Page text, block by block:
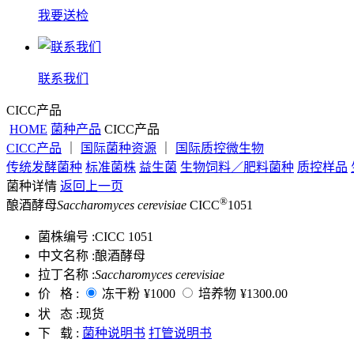
我要送检
联系我们
CICC产品
HOME 菌种产品 CICC产品
CICC产品
国际菌种资源
国际质控微生物
传统发酵菌种 标准菌株 益生菌 生物饲料／肥料菌种 质控样品
菌种详情 返回上一页
酿酒酵母Saccharomyces cerevisiae CICC®1051
菌株编号 :CICC 1051
中文名称 :酿酒酵母
拉丁名称 :Saccharomyces cerevisiae
价 格 :
冻干粉 ¥1000 培养物 ¥1300.00
状 态 :现货
下 载 : 菌种说明书 打管说明书